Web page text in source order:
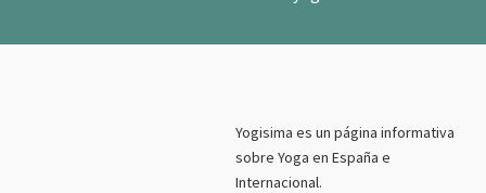
Yogisima es un página informativa
sobre Yoga en España e
Internacional.